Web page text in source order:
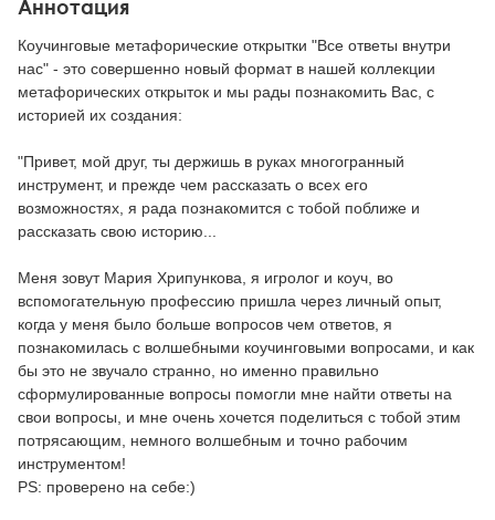
Аннотация
Коучинговые метафорические открытки "Все ответы внутри
нас" - это совершенно новый формат в нашей коллекции
метафорических открыток и мы рады познакомить Вас, с
историей их создания:
"Привет, мой друг, ты держишь в руках многогранный
инструмент, и прежде чем рассказать о всех его
возможностях, я рада познакомится с тобой поближе и
рассказать свою историю...
Меня зовут Мария Хрипункова, я игролог и коуч, во
вспомогательную профессию пришла через личный опыт,
когда у меня было больше вопросов чем ответов, я
познакомилась с волшебными коучинговыми вопросами, и как
бы это не звучало странно, но именно правильно
сформулированные вопросы помогли мне найти ответы на
свои вопросы, и мне очень хочется поделиться с тобой этим
потрясающим, немного волшебным и точно рабочим
инструментом!
PS: проверено на себе:)